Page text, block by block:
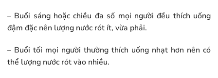
– Buổi sáng hoặc chiều đa số mọi người đều thích uống
đậm đặc nên lượng nước rót ít, vừa phải.
– Buổi tối mọi người thường thích uống nhạt hơn nên có
thể lượng nước rót vào nhiều.